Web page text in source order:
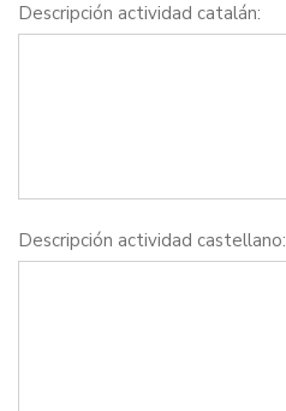
Descripción actividad catalán:
Descripción actividad castellano: